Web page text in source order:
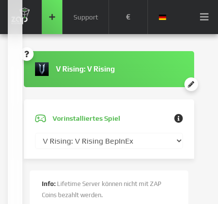
Support €
V Rising: V Rising
Vorinstalliertes Spiel
Info: Lifetime Server können nicht mit ZAP
Coins bezahlt werden.